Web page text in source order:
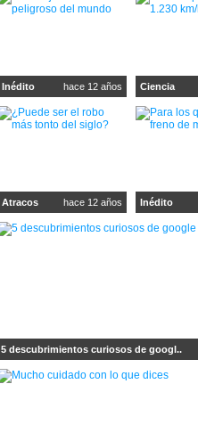
Inédito hace 12 años Ciencia
Atracos hace 12 años Inédito
5 descubrimientos curiosos de googl..